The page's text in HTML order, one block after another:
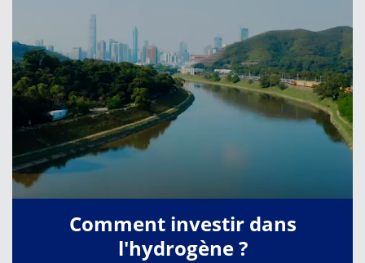
Comment investir dans
l'hydrogène ?